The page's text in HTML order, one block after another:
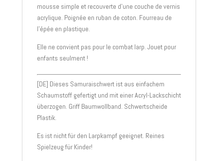
mousse simple et recouverte d’une couche de vernis
acrylique. Poignée en ruban de coton. Fourreau de
l’épée en plastique.
Elle ne convient pas pour le combat larp. Jouet pour
enfants seulment !
[DE] Dieses Samuraischwert ist aus einfachem
Schaumstoff gefertigt und mit einer Acryl-Lackschicht
überzogen. Griff Baumwollband. Schwertscheide
Plastik.
Es ist nicht für den Larpkampf geeignet. Reines
Spielzeug für Kinder!